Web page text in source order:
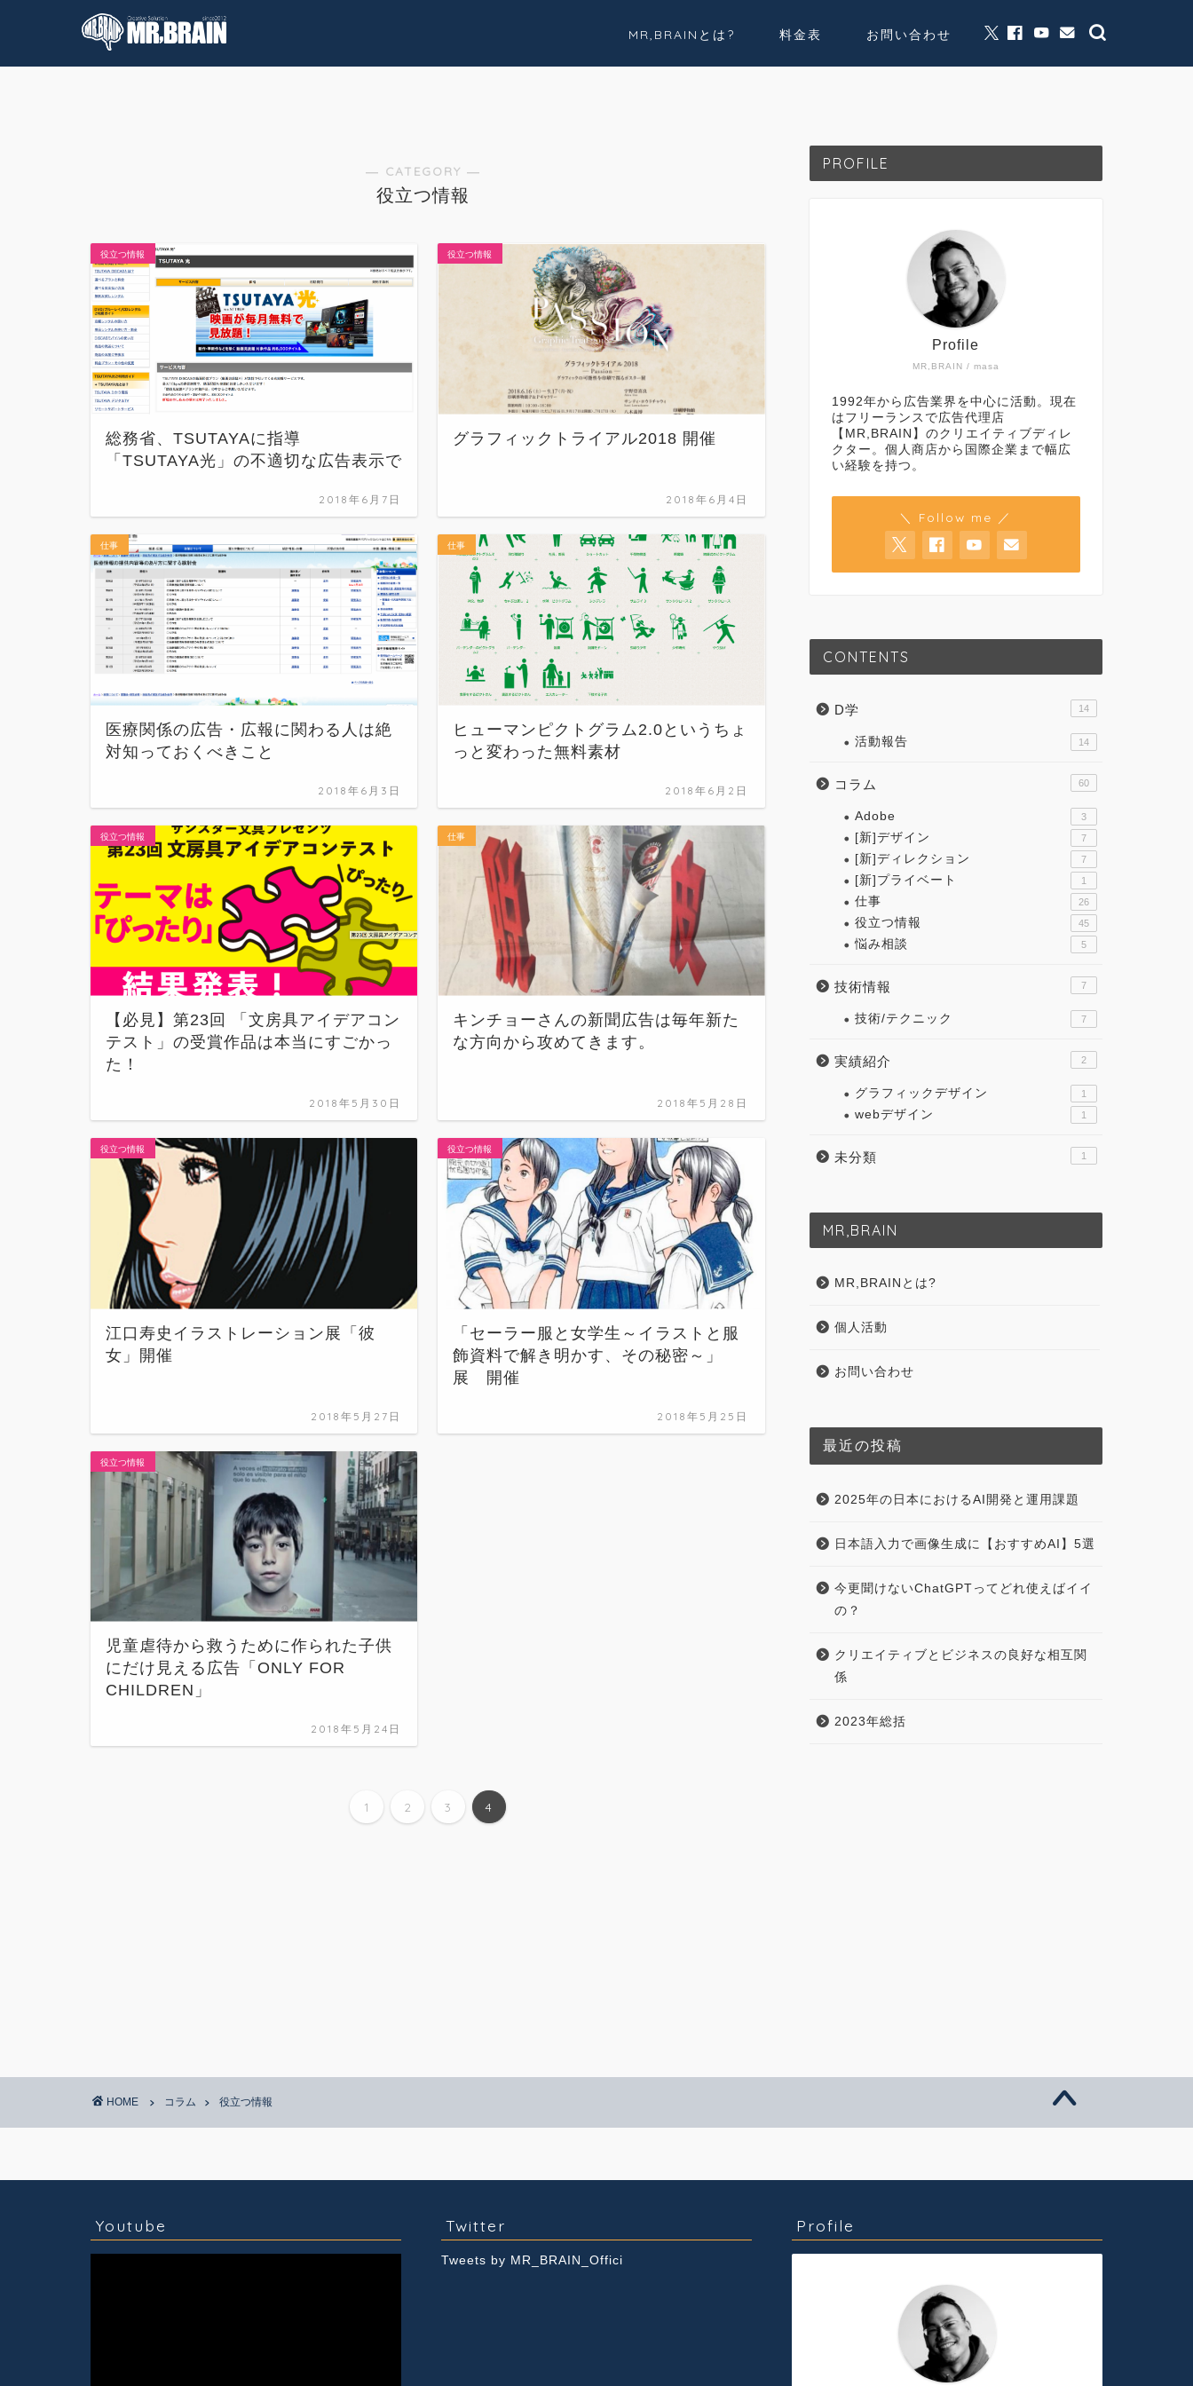
MR,BRAINとは? 料金表 お問い合わせ
― CATEGORY ―
役立つ情報
役立つ情報
総務省、TSUTAYAに指導
「TSUTAYA光」の不適切な広告表示で
2018年6月7日
役立つ情報
グラフィックトライアル2018 開催
2018年6月4日
仕事
医療関係の広告・広報に関わる人は絶
対知っておくべきこと
2018年6月3日
仕事
ヒューマンピクトグラム2.0というちょ
っと変わった無料素材
2018年6月2日
役立つ情報
【必見】第23回 「文房具アイデアコン
テスト」の受賞作品は本当にすごかっ
た！
2018年5月30日
仕事
キンチョーさんの新聞広告は毎年新た
な方向から攻めてきます。
2018年5月28日
役立つ情報
江口寿史イラストレーション展「彼
女」開催
2018年5月27日
役立つ情報
「セーラー服と女学生～イラストと服
飾資料で解き明かす、その秘密～」
展 開催
2018年5月25日
役立つ情報
児童虐待から救うために作られた子供
にだけ見える広告「ONLY FOR
CHILDREN」
2018年5月24日
1 2 3 4
PROFILE
MR,BRAIN / masa
Profile
1992年から広告業界を中心に活動。現在
はフリーランスで広告代理店
【MR,BRAIN】のクリエイティブディレ
クター。個人商店から国際企業まで幅広
い経験を持つ。
＼ Follow me ／
CONTENTS
D学 14
活動報告 14
コラム 60
Adobe 3
[新]デザイン 7
[新]ディレクション 7
[新]プライベート 1
仕事 26
役立つ情報 45
悩み相談 5
技術情報 7
技術/テクニック 7
実績紹介 2
グラフィックデザイン 1
webデザイン 1
未分類 1
MR,BRAIN
MR,BRAINとは?
個人活動
お問い合わせ
最近の投稿
2025年の日本におけるAI開発と運用課題
日本語入力で画像生成に【おすすめAI】5選
今更聞けないChatGPTってどれ使えばイイ
の？
クリエイティブとビジネスの良好な相互関
係
2023年総括
HOME コラム 役立つ情報
Youtube Twitter
Tweets by MR_BRAIN_Offici
Profile